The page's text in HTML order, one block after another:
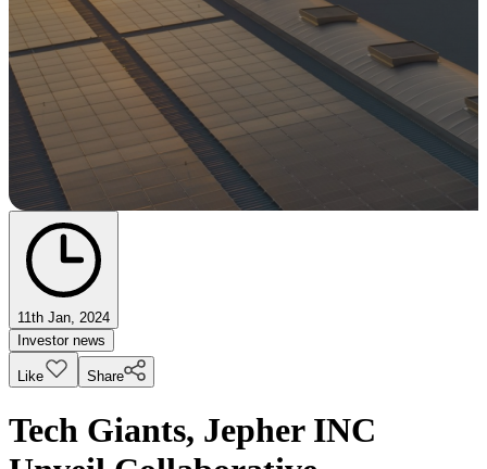
11th Jan, 2024
Investor news
Like Share
Tech Giants, Jepher INC